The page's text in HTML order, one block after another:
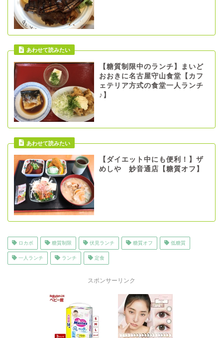
【糖質制限中のランチ】まいど
おおきに名古屋守山食堂【カフ
ェテリア方式の食堂一人ランチ
♪】
【ダイエット中にも便利！】ザ
めしや 妙音通店【糖質オフ】
ロカボ 糖質制限 伏見ランチ 糖質オフ 低糖質
一人ランチ ランチ 定食
スポンサーリンク